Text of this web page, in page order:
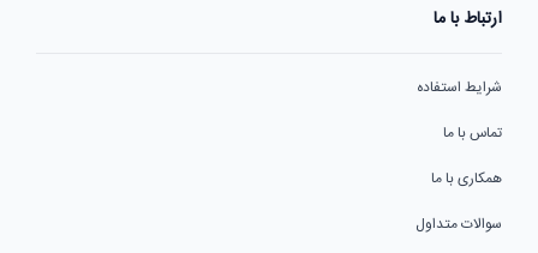
ارتباط با ما
شرایط استفاده
تماس با ما
همکاری با ما
سوالات متداول